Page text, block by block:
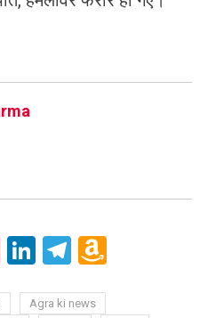
GmailLinkedIn
Telegram
Amazon
List
Agra ki news